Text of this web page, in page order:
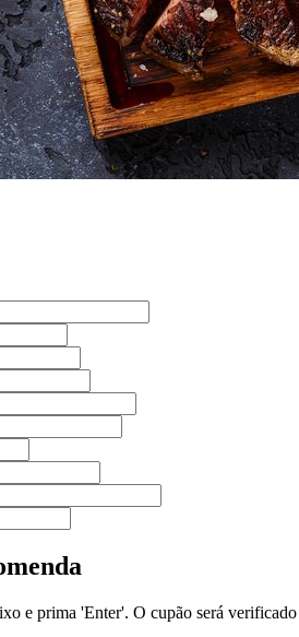
e prima 'Enter'. O cupão será